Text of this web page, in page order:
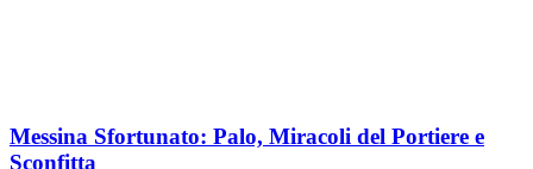
Messina Sfortunato: Palo, Miracoli del Portiere e
Sconfitta